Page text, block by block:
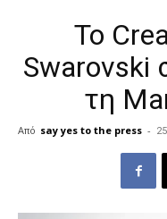
Το
Swarovski
τη
Από say yes to the press -